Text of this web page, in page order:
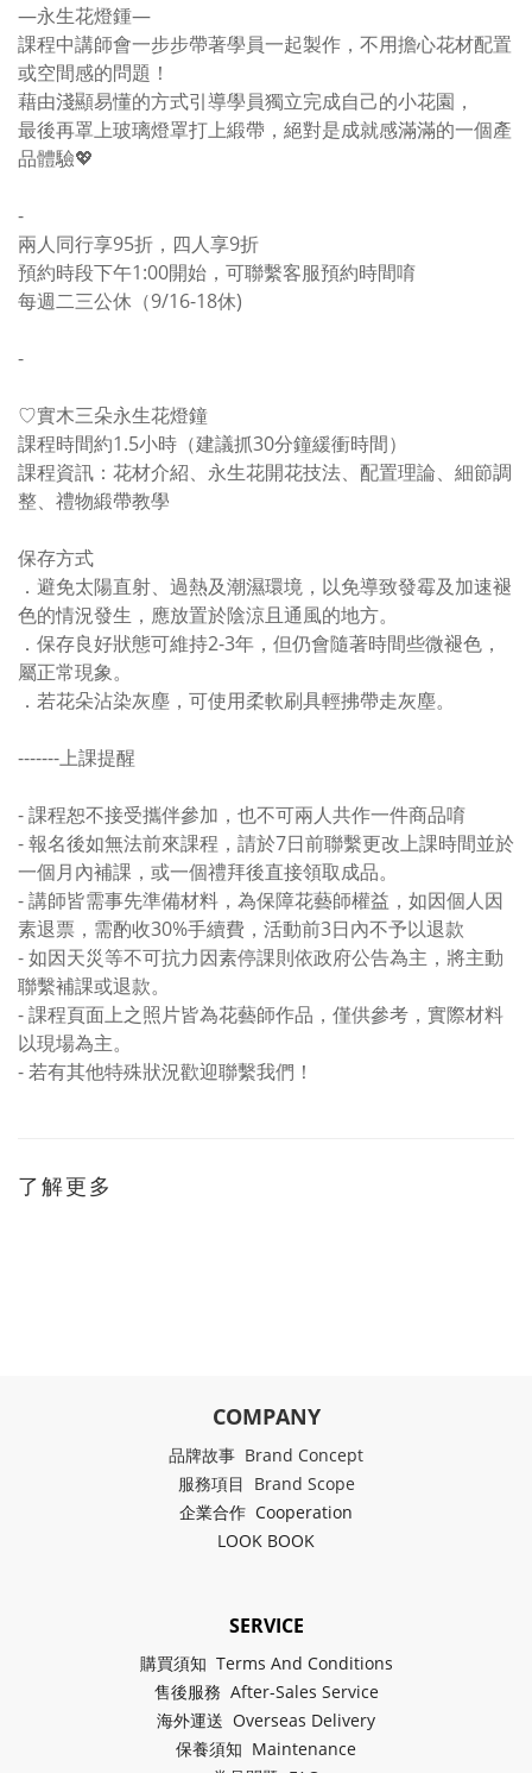
—永生花燈鍾—
課程中講師會一步步帶著學員一起製作，不用擔心花材配置
或空間感的問題！
藉由淺顯易懂的方式引導學員獨立完成自己的小花園，
最後再罩上玻璃燈罩打上緞帶，絕對是成就感滿滿的一個產
品體驗💖
-
兩人同行享95折，四人享9折
預約時段下午1:00開始，可聯繫客服預約時間唷
每週二三公休（9/16-18休)
-
♡實木三朵永生花燈鐘
課程時間約1.5小時（建議抓30分鐘緩衝時間）
課程資訊：花材介紹、永生花開花技法、配置理論、細節調
整、禮物緞帶教學
保存方式
．避免太陽直射、過熱及潮濕環境，以免導致發霉及加速褪
色的情況發生，應放置於陰涼且通風的地方。
．保存良好狀態可維持2-3年，但仍會隨著時間些微褪色，
屬正常現象。
．若花朵沾染灰塵，可使用柔軟刷具輕拂帶走灰塵。
-------上課提醒
- 課程恕不接受攜伴參加，也不可兩人共作一件商品唷
- 報名後如無法前來課程，請於7日前聯繫更改上課時間並於
一個月內補課，或一個禮拜後直接領取成品。
- 講師皆需事先準備材料，為保障花藝師權益，如因個人因
素退票，需酌收30%手續費，活動前3日內不予以退款
- 如因天災等不可抗力因素停課則依政府公告為主，將主動
聯繫補課或退款。
- 課程頁面上之照片皆為花藝師作品，僅供參考，實際材料
以現場為主。
- 若有其他特殊狀況歡迎聯繫我們！
了解更多
COMPANY
品牌故事 Brand Concept
服務項目 Brand Scope
企業合作 Cooperation
LOOK BOOK
SERVICE
購買須知 Terms And Conditions
售後服務 After-Sales Service
海外運送 Overseas Delivery
保養須知 Maintenance